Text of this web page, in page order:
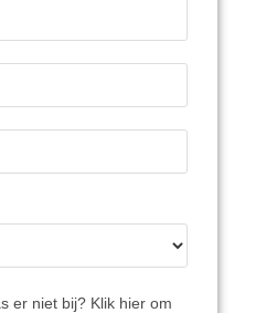
er niet bij? Klik hier om